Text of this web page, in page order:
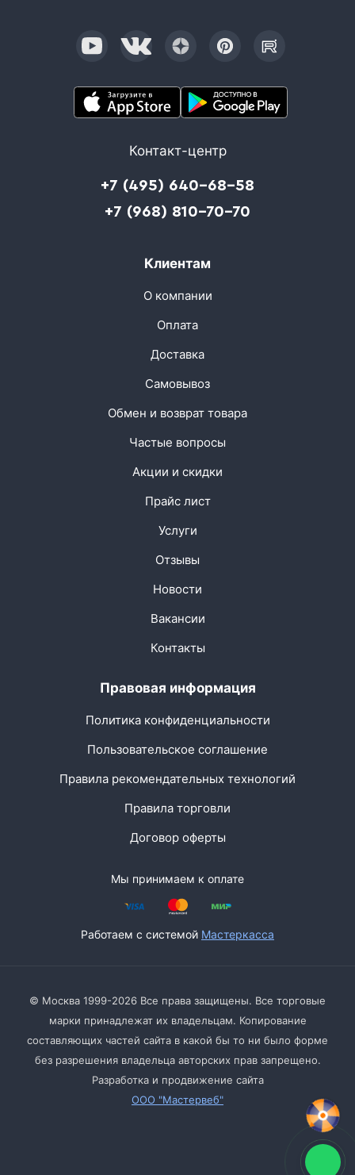
Контакт-центр
+7 (495) 640-68-58
+7 (968) 810-70-70
Клиентам
О компании
Оплата
Доставка
Самовывоз
Обмен и возврат товара
Частые вопросы
Акции и скидки
Прайс лист
Услуги
Отзывы
Новости
Вакансии
Контакты
Правовая информация
Политика конфиденциальности
Пользовательское соглашение
Правила рекомендательных технологий
Правила торговли
Договор оферты
Мы принимаем к оплате
Работаем с системой Мастеркасса
© Москва 1999-2026 Все права защищены. Все торговые
марки принадлежат их владельцам. Копирование
составляющих частей сайта в какой бы то ни было форме
без разрешения владельца авторских прав запрещено.
Разработка и продвижение сайта
ООО "Мастервеб"